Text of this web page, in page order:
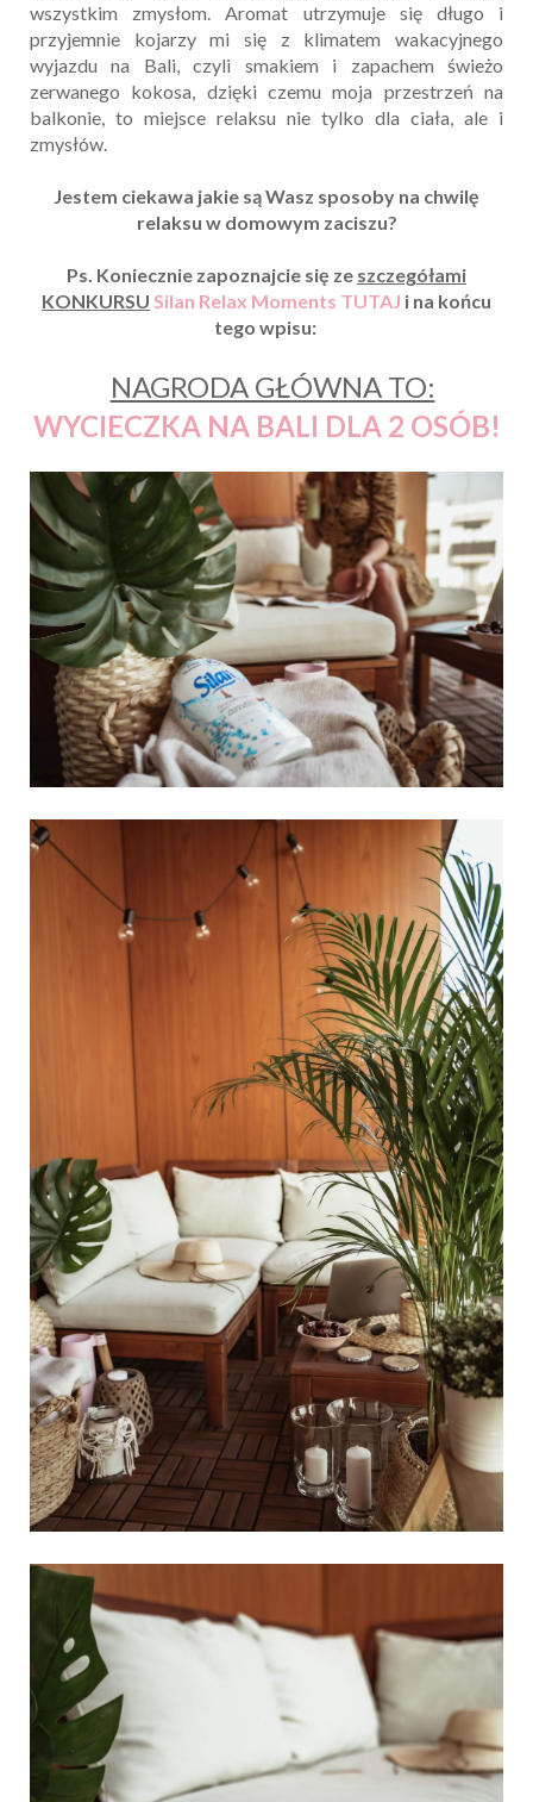
wszystkim zmysłom. Aromat utrzymuje się długo i
przyjemnie kojarzy mi się z klimatem wakacyjnego
wyjazdu na Bali, czyli smakiem i zapachem świeżo
zerwanego kokosa, dzięki czemu moja przestrzeń na
balkonie, to miejsce relaksu nie tylko dla ciała, ale i
zmysłów.
Jestem ciekawa jakie są Wasz sposoby na chwilę
relaksu w domowym zaciszu?
Ps. Koniecznie zapoznajcie się ze szczegółami
KONKURSU Silan Relax Moments TUTAJ i na końcu
tego wpisu:
NAGRODA GŁÓWNA TO:
WYCIECZKA NA BALI DLA 2 OSÓB!